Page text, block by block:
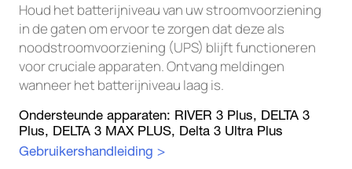
Houd het batterijniveau van uw stroomvoorziening
in de gaten om ervoor te zorgen dat deze als
noodstroomvoorziening (UPS) blijft functioneren
voor cruciale apparaten. Ontvang meldingen
wanneer het batterijniveau laag is.
Ondersteunde apparaten: RIVER 3 Plus, DELTA 3
Plus, DELTA 3 MAX PLUS, Delta 3 Ultra Plus
Gebruikershandleiding >